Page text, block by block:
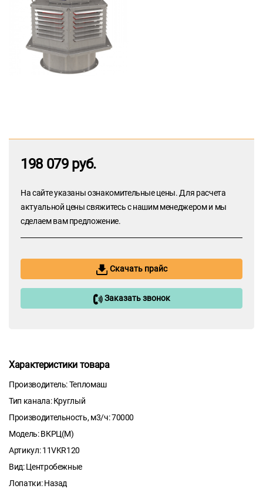
198 079 руб.
На сайте указаны ознакомительные цены. Для расчета
актуальной цены свяжитесь с нашим менеджером и мы
сделаем вам предложение.
Скачать прайс
Заказать звонок
Характеристики товара
Производитель: Тепломаш
Тип канала: Круглый
Производительность, м3/ч: 70000
Модель: ВКРЦ(М)
Артикул: 11VKR120
Вид: Центробежные
Лопатки: Назад